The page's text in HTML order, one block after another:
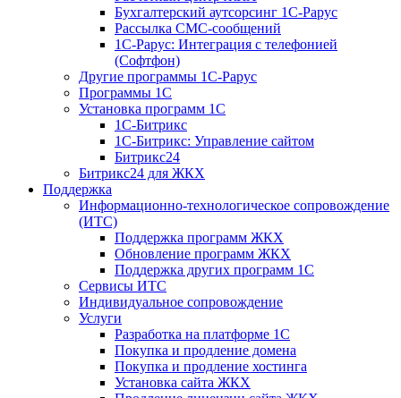
Бухгалтерский аутсорсинг 1С-Рарус
Рассылка СМС-сообщений
1С-Рарус: Интеграция с телефонией
(Софтфон)
Другие программы 1С-Рарус
Программы 1С
Установка программ 1С
1С-Битрикс
1С-Битрикс: Управление сайтом
Битрикс24
Битрикс24 для ЖКХ
Поддержка
Информационно-технологическое сопровождение
(ИТС)
Поддержка программ ЖКХ
Обновление программ ЖКХ
Поддержка других программ 1С
Сервисы ИТС
Индивидуальное сопровождение
Услуги
Разработка на платформе 1С
Покупка и продление домена
Покупка и продление хостинга
Установка сайта ЖКХ